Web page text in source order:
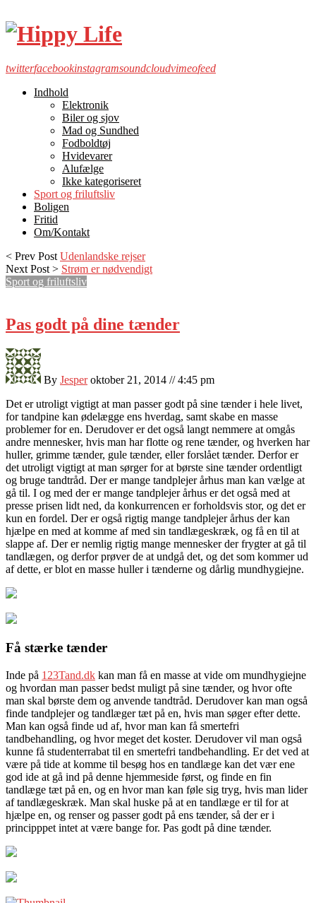
twitterfacebookinstagramsoundcloudvimeofeed
Indhold
Elektronik
Biler og sjov
Mad og Sundhed
Fodboldtøj
Hvidevarer
Alufælge
Ikke kategoriseret
Sport og friluftsliv
Boligen
Fritid
Om/Kontakt
< Prev Post Udenlandske rejser
Next Post > Strøm er nødvendigt
Sport og friluftsliv
Pas godt på dine tænder
By Jesper oktober 21, 2014 // 4:45 pm
Det er utroligt vigtigt at man passer godt på sine tænder i hele livet,
for tandpine kan ødelægge ens hverdag, samt skabe en masse
problemer for en. Derudover er det også langt nemmere at omgås
andre mennesker, hvis man har flotte og rene tænder, og hverken har
huller, grimme tænder, gule tænder, eller forslået tænder. Derfor er
det utroligt vigtigt at man sørger for at børste sine tænder ordentligt
og bruge tandtråd. Der er mange tandplejer århus man kan vælge at
gå til. I og med der er mange tandplejer århus er det også med at
presse prisen lidt ned, da konkurrencen er forholdsvis stor, og det er
kun en fordel. Der er også rigtig mange tandplejer århus der kan
hjælpe en med at komme af med sin tandlægeskræk, og få en til at
slappe af. Der er nemlig rigtig mange mennesker der frygter at gå til
tandlægen, og derfor prøver de at undgå det, og det som kommer ud
af dette, er blot en masse huller i tænderne og dårlig mundhygiejne.
Få stærke tænder
Inde på 123Tand.dk kan man få en masse at vide om mundhygiejne
og hvordan man passer bedst muligt på sine tænder, og hvor ofte
man skal børste dem og anvende tandtråd. Derudover kan man også
finde tandplejer og tandlæger tæt på en, hvis man søger efter dette.
Man kan også finde ud af, hvor man kan få smertefri
tandbehandling, og hvor meget det koster. Derudover vil man også
kunne få studenterrabat til en smertefri tandbehandling. Er det ved at
være på tide at komme til besøg hos en tandlæge kan det vær ene
god ide at gå ind på denne hjemmeside først, og finde en fin
tandlæge tæt på en, og en hvor man kan føle sig tryg, hvis man lider
af tandlægeskræk. Man skal huske på at en tandlæge er til for at
hjælpe en, og renser og passer godt på ens tænder, så der er i
principppet intet at være bange for. Pas godt på dine tænder.